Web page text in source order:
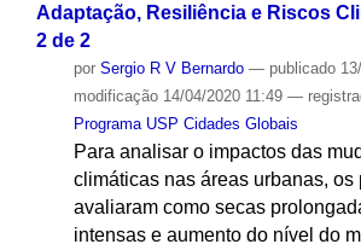
Adaptação, Resiliência e Riscos
2 de 2
por Sergio R V Bernardo — publicado
modificação14/04/2020 11:49 —
Programa USP Cidades Globais
Para analisar o impactos das
climáticas nas áreas urbanas, os
avaliaram como secas
intensas e aumento do nível do